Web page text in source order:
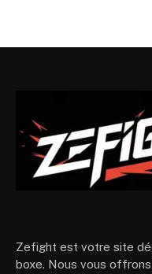
Zefight est votre site
boxe. Nous vous